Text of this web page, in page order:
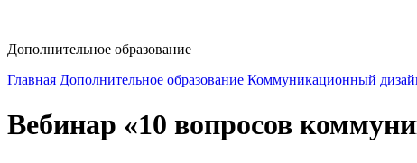
Дополнительное образование
Главная Дополнительное образование Коммуникационный
Вебинар «10 вопросов